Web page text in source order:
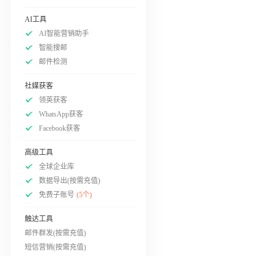
AI工具
AI智能营销助手
智能搜邮
邮件检测
社媒获客
领英获客
WhatsApp获客
Facebook获客
高级工具
全球企业库
数据导出(按需充值)
免费子账号 (5个)
触达工具
邮件群发(按需充值)
短信营销(按需充值)